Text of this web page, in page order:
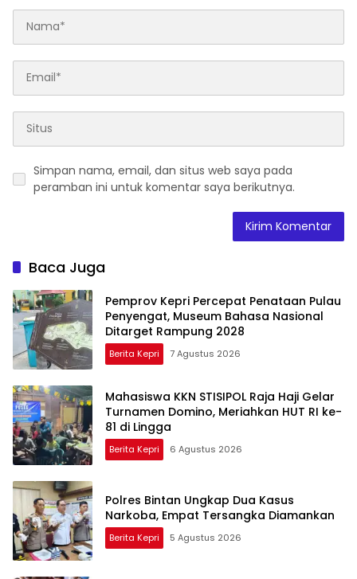
Simpan nama, email, dan situs web saya pada
peramban ini untuk komentar saya berikutnya.
Baca Juga
Pemprov Kepri Percepat Penataan Pulau
Penyengat, Museum Bahasa Nasional
Ditarget Rampung 2028
Berita Kepri 7 Agustus 2026
Mahasiswa KKN STISIPOL Raja Haji Gelar
Turnamen Domino, Meriahkan HUT RI ke-
81 di Lingga
Berita Kepri 6 Agustus 2026
Polres Bintan Ungkap Dua Kasus
Narkoba, Empat Tersangka Diamankan
Berita Kepri 5 Agustus 2026